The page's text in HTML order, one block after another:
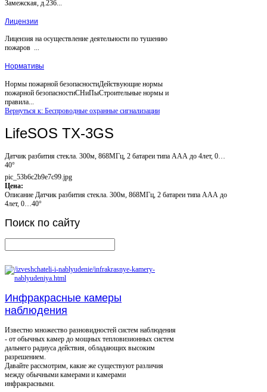
Замежская, д.236...
Лицензии
Лицензия на осуществление деятельности по тушению
пожаров ...
Нормативы
Нормы пожарной безопасностиДействующие нормы
пожарной безопасностиСНиПыСтроительные нормы и
правила...
Вернуться к: Беспроводные охранные сигнализации
LifeSOS TX-3GS
Датчик разбития стекла. 300м, 868MГц, 2 батареи типа AAА до 4лет, 0…
40°
pic_53b6c2b9e7c99.jpg
Цена:
Описание Датчик разбития стекла. 300м, 868MГц, 2 батареи типа AAА до
4лет, 0…40°
Поиск по сайту
Инфракрасные камеры
наблюдения
Известно множество разновидностей систем наблюдения
- от обычных камер до мощных тепловизионных систем
дальнего радиуса действия, обладающих высоким
разрешением.
Давайте рассмотрим, какие же существуют различия
между обычными камерами и камерами
инфракрасными.